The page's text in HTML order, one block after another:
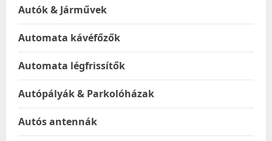
Autók & Járművek
Automata kávéfőzők
Automata légfrissítők
Autópályák & Parkolóházak
Autós antennák